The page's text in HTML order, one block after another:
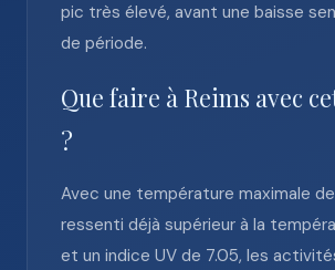
pic très élevé, avant une baisse
de période.
Que faire à Reims avec
?
Avec une température maximale de
ressenti déjà supérieur à la
et un indice UV de 7.05, les